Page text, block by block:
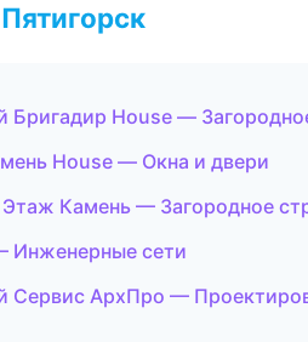
Бригадир House —
House — Окна и двери
Камень — Загородное
Инженерные сети
Сервис АрхПро —